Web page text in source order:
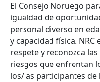
El Consejo Noruego
igualdad de
personal diverso en
y capacidad física.
respete y reconozca
riesgos que enfrentan
los/las participantes de